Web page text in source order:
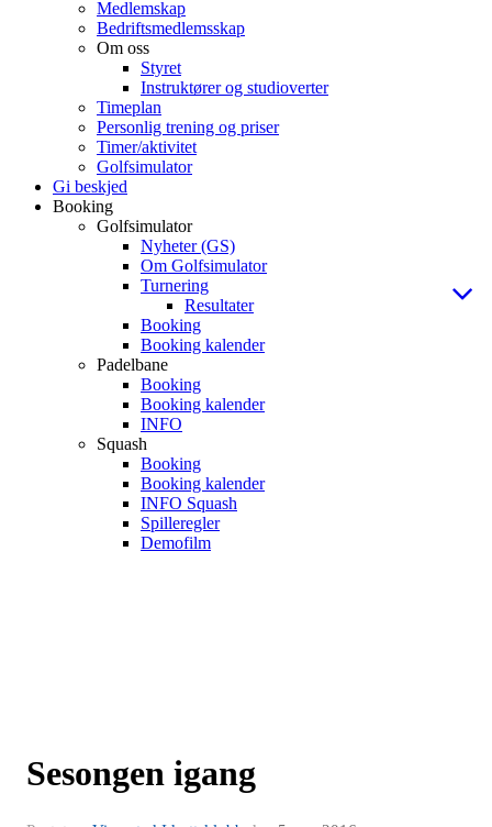
Medlemskap
Bedriftsmedlemsskap
Om oss
Styret
Instruktører og studioverter
Timeplan
Personlig trening og priser
Timer/aktivitet
Golfsimulator
Gi beskjed
Booking
Golfsimulator
Nyheter (GS)
Om Golfsimulator
Turnering
Resultater
Booking
Booking kalender
Padelbane
Booking
Booking kalender
INFO
Squash
Booking
Booking kalender
INFO Squash
Spilleregler
Demofilm
Sesongen igang